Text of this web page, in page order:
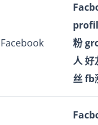
Facebook
粉
人 好
丝 fb